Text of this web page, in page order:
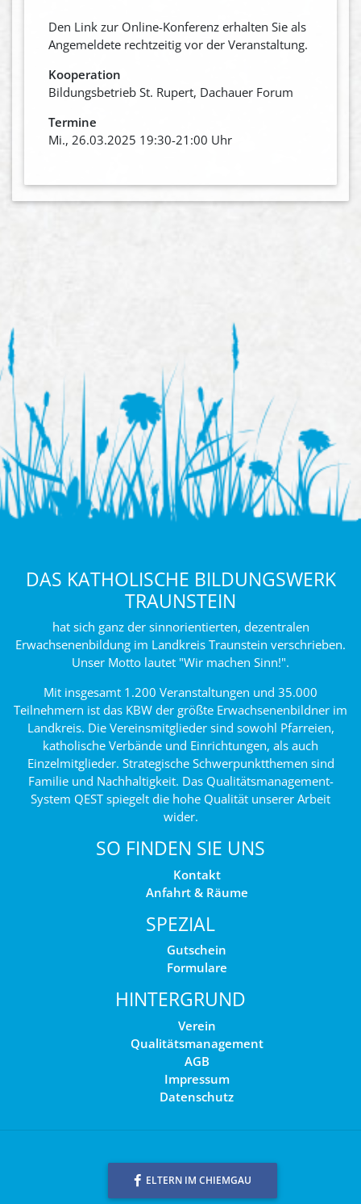
Den Link zur Online-Konferenz erhalten Sie als
Angemeldete rechtzeitig vor der Veranstaltung.
Kooperation
Bildungsbetrieb St. Rupert, Dachauer Forum
Termine
Mi., 26.03.2025 19:30-21:00 Uhr
DAS KATHOLISCHE BILDUNGSWERK
TRAUNSTEIN
hat sich ganz der sinnorientierten, dezentralen
Erwachsenenbildung im Landkreis Traunstein verschrieben.
Unser Motto lautet "Wir machen Sinn!".
Mit insgesamt 1.200 Veranstaltungen und 35.000
Teilnehmern ist das KBW der größte Erwachsenenbildner im
Landkreis. Die Vereinsmitglieder sind sowohl Pfarreien,
katholische Verbände und Einrichtungen, als auch
Einzelmitglieder. Strategische Schwerpunktthemen sind
Familie und Nachhaltigkeit. Das Qualitätsmanagement-
System QEST spiegelt die hohe Qualität unserer Arbeit
wider.
SO FINDEN SIE UNS
Kontakt
Anfahrt & Räume
SPEZIAL
Gutschein
Formulare
HINTERGRUND
Verein
Qualitätsmanagement
AGB
Impressum
Datenschutz
ELTERN IM CHIEMGAU